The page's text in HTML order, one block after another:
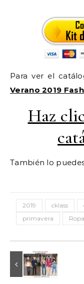
Para ver el
Verano 2019
Haz
También lo
2019 cklass
primavera
Ropa